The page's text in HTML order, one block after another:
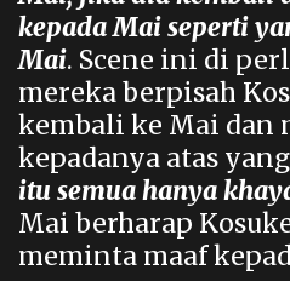
kepada Mai seperti
Mai. Scene ini di
mereka berpisah
kembali ke Mai dan
kepadanya atas
itu semua hanya
Mai berharap
meminta maaf